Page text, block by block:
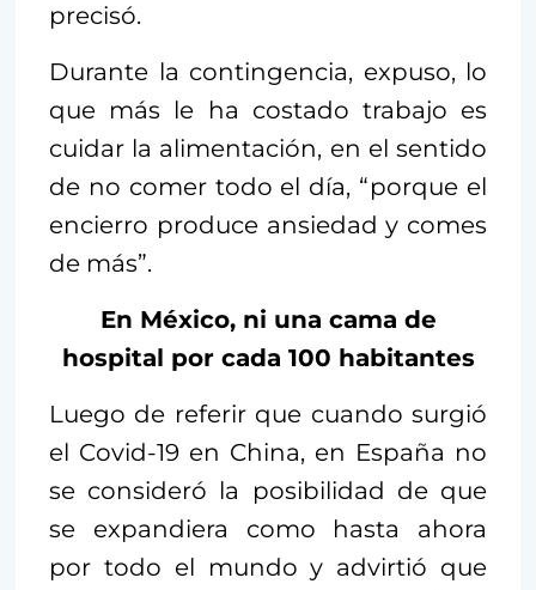
precisó.
Durante la contingencia, expuso, lo
que más le ha costado trabajo es
cuidar la alimentación, en el sentido
de no comer todo el día, “porque el
encierro produce ansiedad y comes
de más”.
En México, ni una cama de
hospital por cada 100 habitantes
Luego de referir que cuando surgió
el Covid-19 en China, en España no
se consideró la posibilidad de que
se expandiera como hasta ahora
por todo el mundo y advirtió que